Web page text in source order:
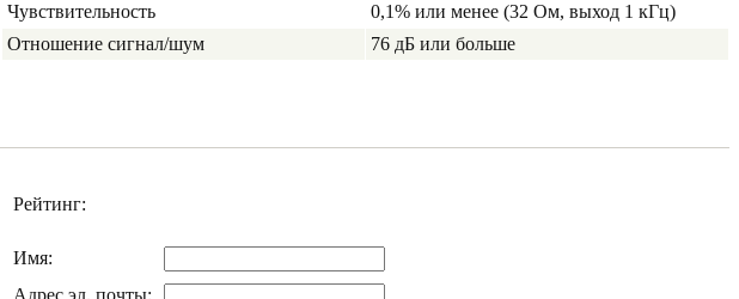
Чувствительность
0,1% или менее (32 Ом, выход 1 кГц)
Отношение сигнал/шум
76 дБ или больше
Рейтинг:
Имя:
Адрес эл. почты: